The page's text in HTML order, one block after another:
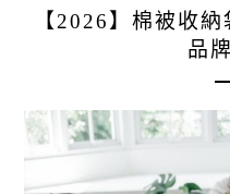
【2026】棉被收
品